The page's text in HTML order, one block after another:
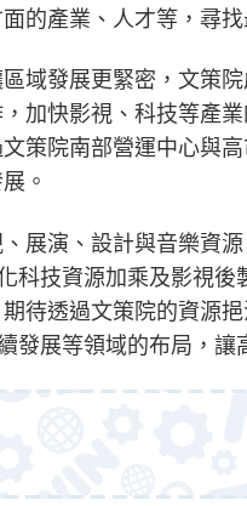
的產業、人才等，尋找
域發展更緊密，文策
加快影視、科技等產
策院南部營運中心與
。
展演、設計與音樂資
科技資源加乘及影視
待透過文策院的資源
發展等領域的布局，